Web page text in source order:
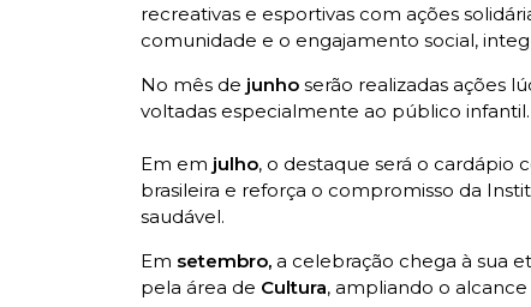
recreativas e esportivas com ações
comunidade e o engajamento social,
No mês de junho serão realizadas ações
voltadas especialmente ao público infantil.
Em em julho, o destaque será o cardápio
brasileira e reforça o compromisso da
saudável.
Em setembro, a celebração chega à sua
pela área de Cultura, ampliando o